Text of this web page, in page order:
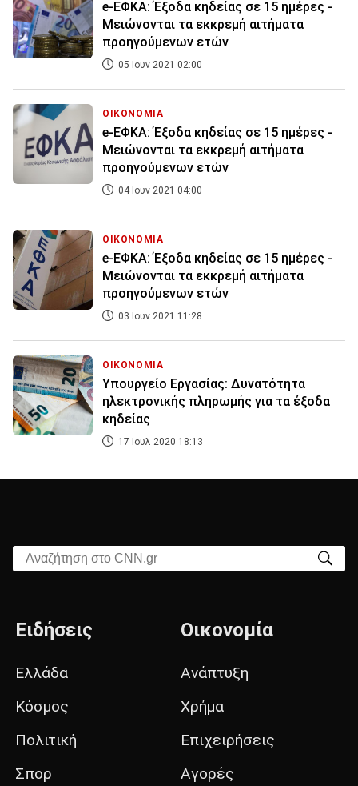
e-ΕΦΚΑ: Έξοδα κηδείας σε 15 ημέρες -
Μειώνονται τα εκκρεμή αιτήματα
προηγούμενων ετών
05 Ιουν 2021 02:00
ΟΙΚΟΝΟΜΙΑ
e-ΕΦΚΑ: Έξοδα κηδείας σε 15 ημέρες -
Μειώνονται τα εκκρεμή αιτήματα
προηγούμενων ετών
04 Ιουν 2021 04:00
ΟΙΚΟΝΟΜΙΑ
e-ΕΦΚΑ: Έξοδα κηδείας σε 15 ημέρες -
Μειώνονται τα εκκρεμή αιτήματα
προηγούμενων ετών
03 Ιουν 2021 11:28
ΟΙΚΟΝΟΜΙΑ
Υπουργείο Εργασίας: Δυνατότητα
ηλεκτρονικής πληρωμής για τα έξοδα
κηδείας
17 Ιουλ 2020 18:13
Αναζήτηση στο CNN.gr
Ειδήσεις
Ελλάδα
Κόσμος
Πολιτική
Σπορ
Οικονομία
Ανάπτυξη
Χρήμα
Επιχειρήσεις
Αγορές